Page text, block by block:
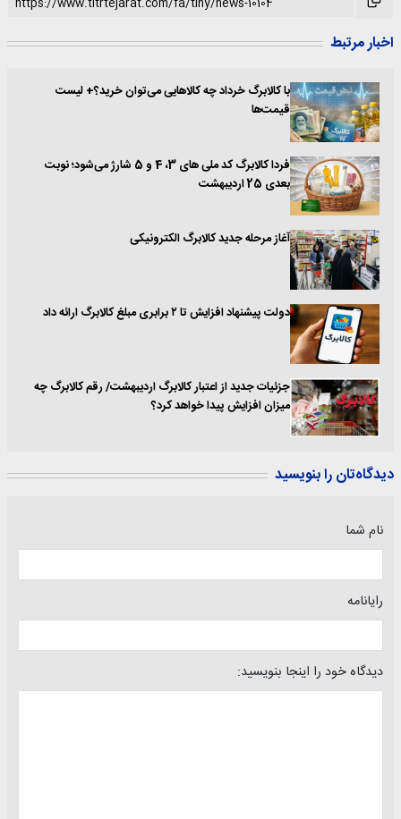
اخبار مرتبط
با کالابرگ خرداد چه کالاهایی می‌توان خرید؟+ لیست
قیمت‌ها
فردا کالابرگ کد ملی های 3، 4 و 5 شارژ می‌شود؛ نوبت
بعدی 25 اردیبهشت
آغاز مرحله جدید کالابرگ الکترونیکی
دولت پیشنهاد افزایش تا ۲ برابری مبلغ کالابرگ ارائه داد
جزئیات جدید از اعتبار کالابرگ اردیبهشت/ رقم کالابرگ چه
میزان افزایش پیدا خواهد کرد؟
دیدگاه‌تان را بنویسید
نام شما
رایانامه
دیدگاه خود را اینجا بنویسید: